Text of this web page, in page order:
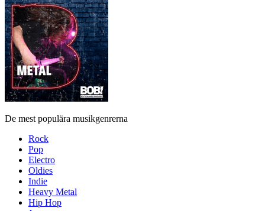
De mest populära musikgenrerna
Rock
Pop
Electro
Oldies
Indie
Heavy Metal
Hip Hop